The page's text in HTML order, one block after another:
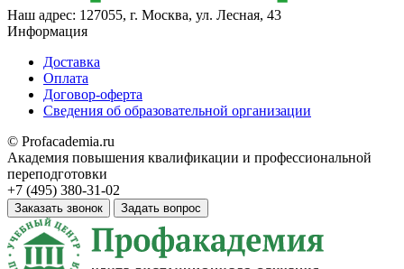
Наш адрес: 127055, г. Москва, ул. Лесная, 43
Информация
Доставка
Оплата
Договор-оферта
Сведения об образовательной организации
© Profacademia.ru
Академия повышения квалификации и профессиональной
переподготовки
+7 (495) 380-31-02
Заказать звонок Задать вопрос